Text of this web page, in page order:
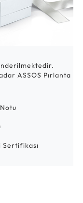
ASSOS Pırlanta